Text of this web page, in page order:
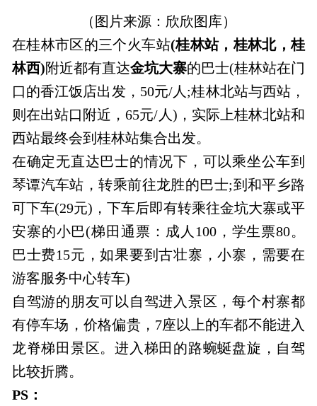
（图片来源：欣欣图库）
在桂林市区的三个火车站(桂林站，桂林北，桂
林西)附近都有直达金坑大寨的巴士(桂林站在门
口的香江饭店出发，50元/人;桂林北站与西站，
则在出站口附近，65元/人)，实际上桂林北站和
西站最终会到桂林站集合出发。
在确定无直达巴士的情况下，可以乘坐公车到
琴谭汽车站，转乘前往龙胜的巴士;到和平乡路
可下车(29元)，下车后即有转乘往金坑大寨或平
安寨的小巴(梯田通票：成人100，学生票80。
巴士费15元，如果要到古壮寨，小寨，需要在
游客服务中心转车)
自驾游的朋友可以自驾进入景区，每个村寨都
有停车场，价格偏贵，7座以上的车都不能进入
龙脊梯田景区。进入梯田的路蜿蜒盘旋，自驾
比较折腾。
PS：